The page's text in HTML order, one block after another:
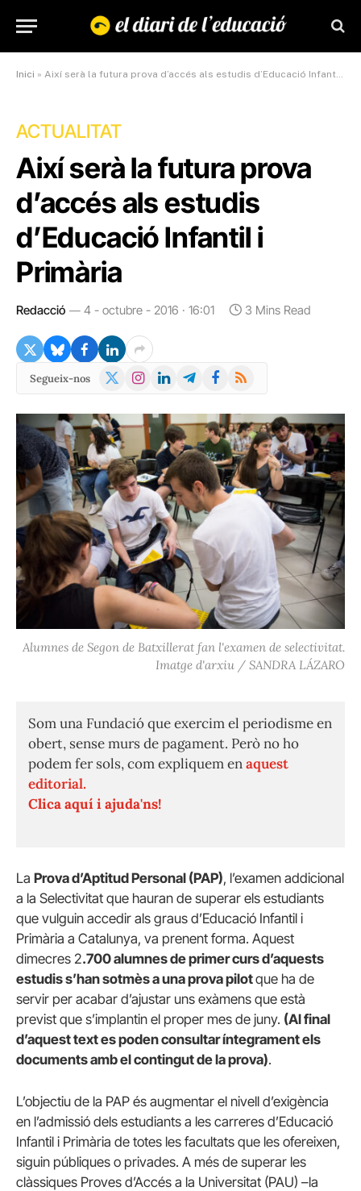
Inici » Així serà la futura prova d’accés als estudis d’Educació Infantil i Primària
ACTUALITAT
Així serà la futura prova
d’accés als estudis
d’Educació Infantil i
Primària
Redacció 4 - octubre - 2016 · 16:01 3 Mins Read
Segueix-nos
X
Instagram
LinkedInTelegramFacebook
RSS
Alumnes de Segon de Batxillerat fan l'examen de selectivitat.
Imatge d'arxiu / SANDRA LÁZARO
Som una Fundació que exercim el periodisme en
obert, sense murs de pagament. Però no ho
podem fer sols, com expliquem enaquest
editorial.
Clica aquí i ajuda'ns!
La Prova d’Aptitud Personal (PAP), l’examen addicional
a la Selectivitat que hauran de superar els estudiants
que vulguin accedir als graus d’Educació Infantil i
Primària a Catalunya, va prenent forma. Aquest
dimecres 2.700 alumnes de primer curs d’aquests
estudis s’han sotmès a una prova pilotque ha de
servir per acabar d’ajustar uns exàmens que està
previst que s’implantin el proper mes de juny. (Al final
d’aquest text es poden consultar íntegrament els
documents amb el contingut de la prova).
L’objectiu de la PAP és augmentar el nivell d’exigència
en l’admissió dels estudiants a les carreres d’Educació
Infantil i Primària de totes les facultats que les ofereixen,
siguin públiques o privades. A més de superar les
clàssiques Proves d’Accés a la Universitat (PAU) –la